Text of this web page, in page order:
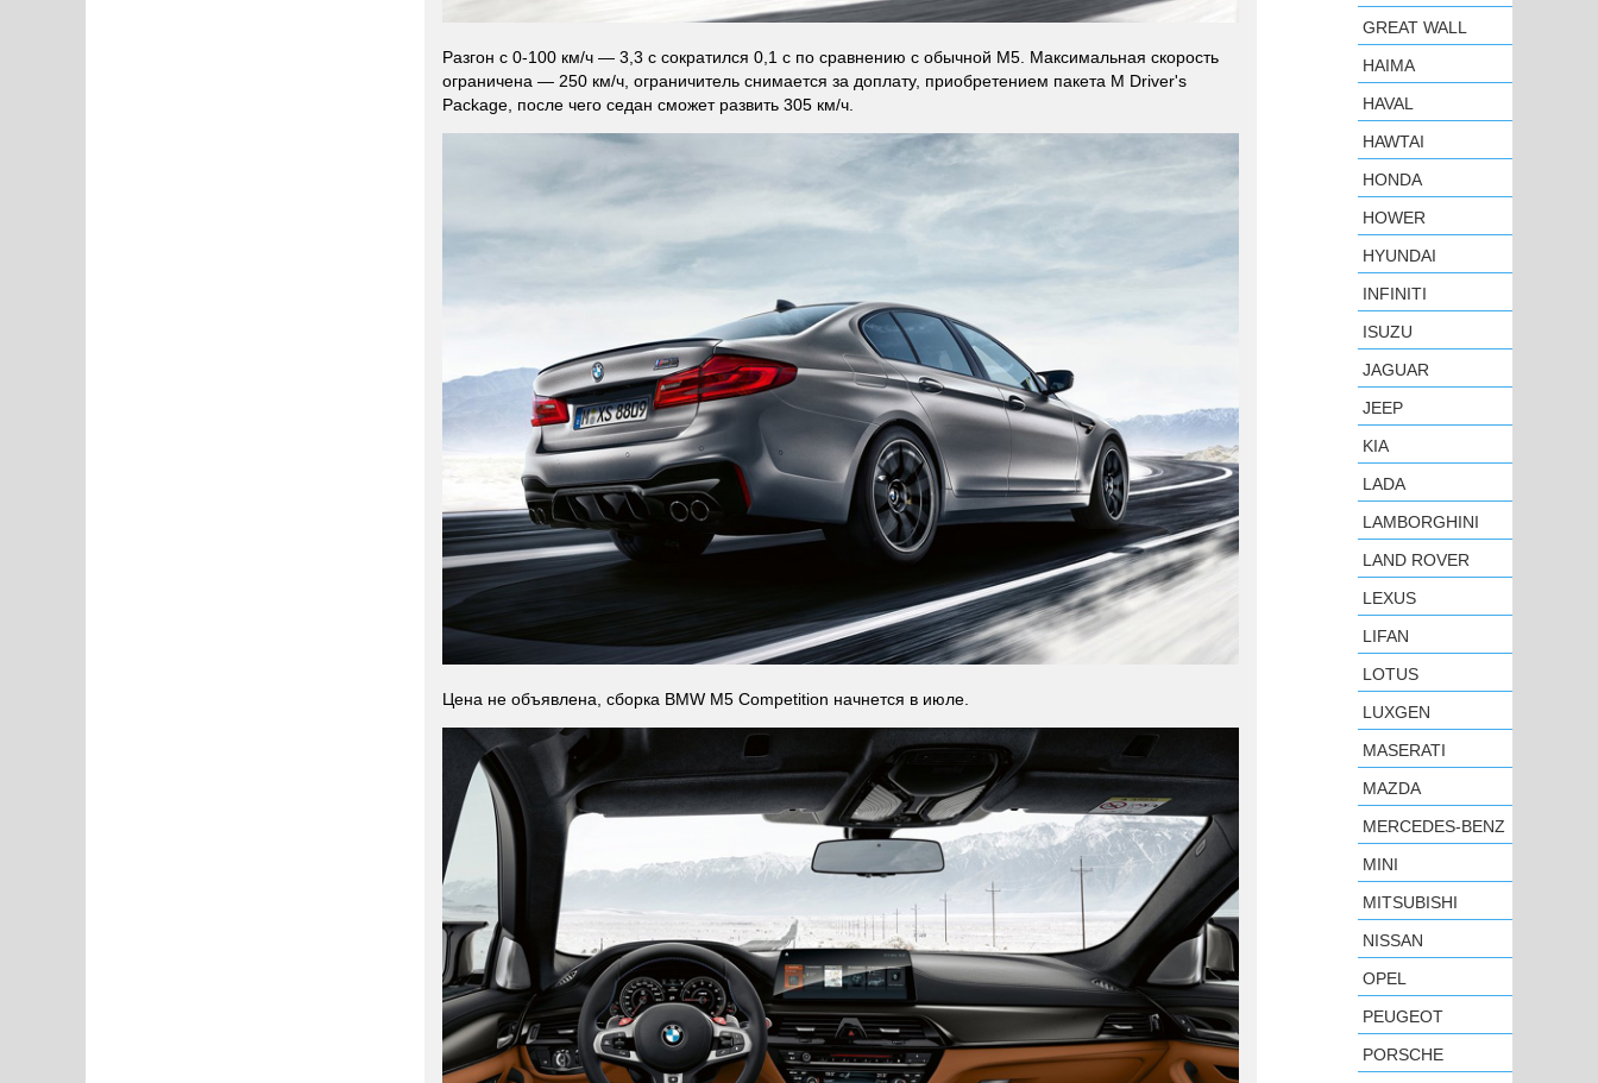
Разгон с 0-100 км/ч — 3,3 с сократился 0,1 с по сравнению с обычной M5. Максимальная скорость
ограничена — 250 км/ч, ограничитель снимается за доплату, приобретением пакета M Driver's
Package, после чего седан сможет развить 305 км/ч.
Цена не объявлена, сборка BMW M5 Competition начнется в июле.
GREAT WALL
HAIMA
HAVAL
HAWTAI
HONDA
HOWER
HYUNDAI
INFINITI
ISUZU
JAGUAR
JEEP
KIA
LADA
LAMBORGHINI
LAND ROVER
LEXUS
LIFAN
LOTUS
LUXGEN
MASERATI
MAZDA
MERCEDES-BENZ
MINI
MITSUBISHI
NISSAN
OPEL
PEUGEOT
PORSCHE